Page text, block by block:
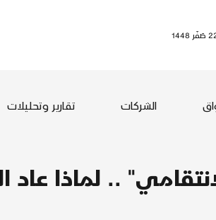
1448
الشركات تقارير وتحليلات
.. لماذا عاد